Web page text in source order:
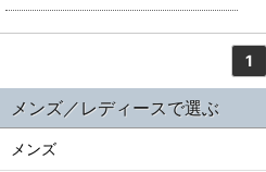
1
メンズ／レディースで選ぶ
メンズ